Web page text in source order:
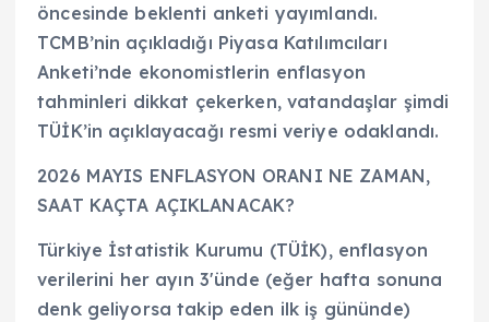
öncesinde beklenti anketi yayımlandı.
TCMB’nin açıkladığı Piyasa Katılımcıları
Anketi’nde ekonomistlerin enflasyon
tahminleri dikkat çekerken, vatandaşlar şimdi
TÜİK’in açıklayacağı resmi veriye odaklandı.
2026 MAYIS ENFLASYON ORANI NE ZAMAN,
SAAT KAÇTA AÇIKLANACAK?
Türkiye İstatistik Kurumu (TÜİK), enflasyon
verilerini her ayın 3'ünde (eğer hafta sonuna
denk geliyorsa takip eden ilk iş gününde)